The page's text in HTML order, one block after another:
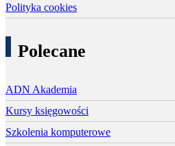
Polityka cookies
Polecane
ADN Akademia
Kursy księgowości
Szkolenia komputerowe